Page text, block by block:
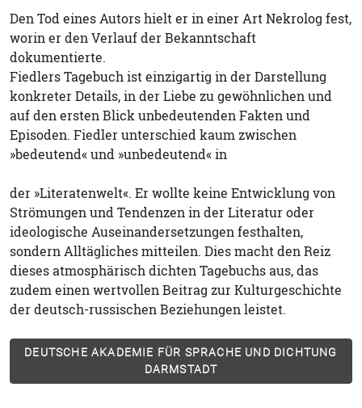
Den Tod eines Autors hielt er in einer Art Nekrolog fest,
worin er den Verlauf der Bekanntschaft
dokumentierte.
Fiedlers Tagebuch ist einzigartig in der Darstellung
konkreter Details, in der Liebe zu gewöhnlichen und
auf den ersten Blick unbedeutenden Fakten und
Episoden. Fiedler unterschied kaum zwischen
»bedeutend« und »unbedeutend« in
der »Literatenwelt«. Er wollte keine Entwicklung von
Strömungen und Tendenzen in der Literatur oder
ideologische Auseinandersetzungen festhalten,
sondern Alltägliches mitteilen. Dies macht den Reiz
dieses atmosphärisch dichten Tagebuchs aus, das
zudem einen wertvollen Beitrag zur Kulturgeschichte
der deutsch-russischen Beziehungen leistet.
DEUTSCHE AKADEMIE FÜR SPRACHE UND DICHTUNG
DARMSTADT